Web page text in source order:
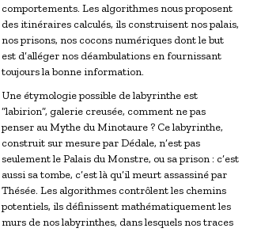
comportements. Les algorithmes nous proposent
des itinéraires calculés, ils construisent nos palais,
nos prisons, nos cocons numériques dont le but
est d’alléger nos déambulations en fournissant
toujours la bonne information.
Une étymologie possible de labyrinthe est
“labirion”, galerie creusée, comment ne pas
penser au Mythe du Minotaure ? Ce labyrinthe,
construit sur mesure par Dédale, n’est pas
seulement le Palais du Monstre, ou sa prison : c’est
aussi sa tombe, c’est là qu’il meurt assassiné par
Thésée. Les algorithmes contrôlent les chemins
potentiels, ils définissent mathématiquement les
murs de nos labyrinthes, dans lesquels nos traces